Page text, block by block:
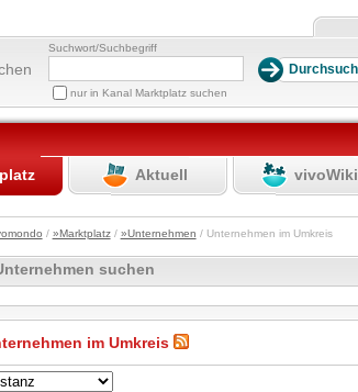
Suchwort/Suchbegriff
nur in Kanal Marktplatz suchen
Aktuell vivoWiki
/ »Marktplatz/ »Unternehmen / Unternehmen im Umkreis
suchen
im Umkreis